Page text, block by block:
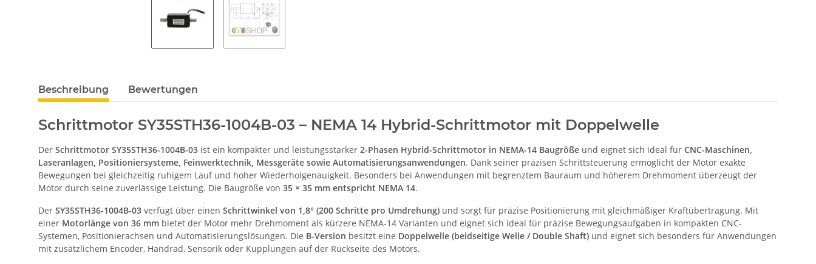
Beschreibung Bewertungen
Schrittmotor SY35STH36-1004B-03 – NEMA 14 Hybrid-Schrittmotor mit Doppelwelle
Der Schrittmotor SY35STH36-1004B-03 ist ein kompakter und leistungsstarker 2-Phasen Hybrid-Schrittmotor in NEMA-14 Baugröße und eignet sich ideal für CNC-Maschinen,
Laseranlagen, Positioniersysteme, Feinwerktechnik, Messgeräte sowie Automatisierungsanwendungen. Dank seiner präzisen Schrittsteuerung ermöglicht der Motor exakte
Bewegungen bei gleichzeitig ruhigem Lauf und hoher Wiederholgenauigkeit. Besonders bei Anwendungen mit begrenztem Bauraum und höherem Drehmoment überzeugt der
Motor durch seine zuverlässige Leistung. Die Baugröße von 35 × 35 mm entspricht NEMA 14.
Der SY35STH36-1004B-03 verfügt über einen Schrittwinkel von 1,8° (200 Schritte pro Umdrehung) und sorgt für präzise Positionierung mit gleichmäßiger Kraftübertragung. Mit
einer Motorlänge von 36 mm bietet der Motor mehr Drehmoment als kürzere NEMA-14 Varianten und eignet sich ideal für präzise Bewegungsaufgaben in kompakten CNC-
Systemen, Positionierachsen und Automatisierungslösungen. Die B-Version besitzt eine Doppelwelle (beidseitige Welle / Double Shaft) und eignet sich besonders für Anwendungen
mit zusätzlichem Encoder, Handrad, Sensorik oder Kupplungen auf der Rückseite des Motors.